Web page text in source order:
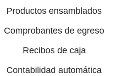
Productos ensamblados
Comprobantes de egreso
Recibos de caja
Contabilidad automática